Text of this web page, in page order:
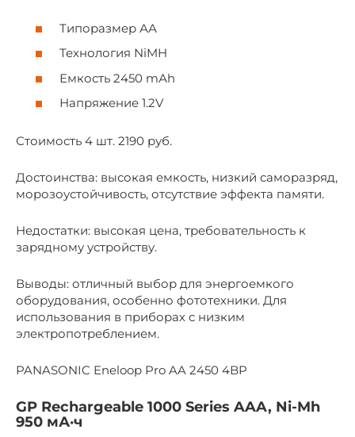
Типоразмер АА
Технология NiMH
Емкость 2450 mАh
Напряжение 1.2V
Стоимость 4 шт. 2190 руб.
Достоинства: высокая емкость, низкий саморазряд,
морозоустойчивость, отсутствие эффекта памяти.
Недостатки: высокая цена, требовательность к
зарядному устройству.
Выводы: отличный выбор для энергоемкого
оборудования, особенно фототехники. Для
использования в приборах с низким
электропотреблением.
PANASONIC Eneloop Pro AA 2450 4BP
GP Rechargeable 1000 Series AAA, Ni-Mh
950 мА·ч